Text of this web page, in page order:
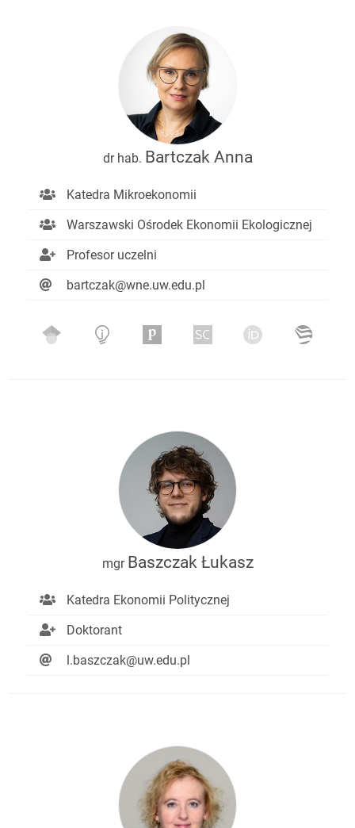
dr hab. Bartczak Anna
Katedra Mikroekonomii
Warszawski Ośrodek Ekonomii Ekologicznej
Profesor uczelni
bartczak@wne.uw.edu.pl
mgr Baszczak Łukasz
Katedra Ekonomii Politycznej
Doktorant
l.baszczak@uw.edu.pl